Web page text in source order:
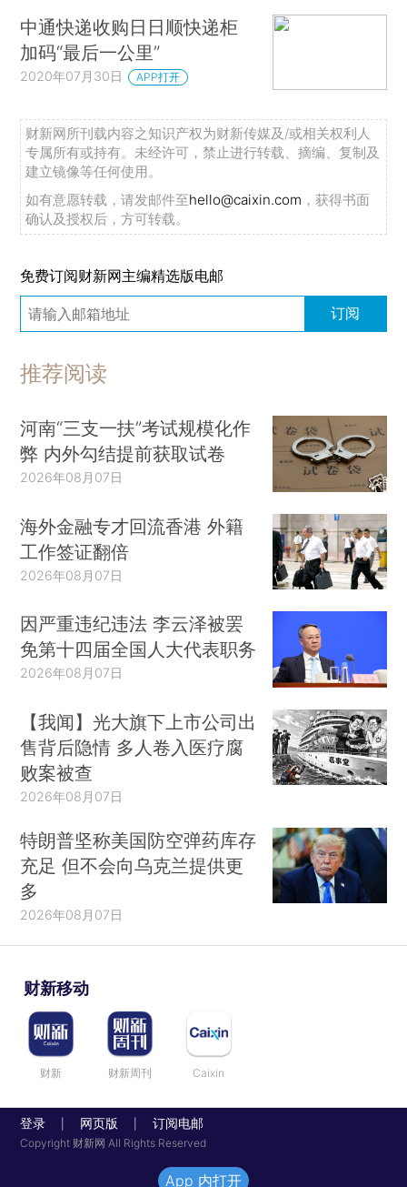
中通快递收购日日顺快递柜
加码“最后一公里”
2020年07月30日 APP打开
财新网所刊载内容之知识产权为财新传媒及/或相关权利人
专属所有或持有。未经许可，禁止进行转载、摘编、复制及
建立镜像等任何使用。
如有意愿转载，请发邮件至hello@caixin.com ，获得书面
确认及授权后，方可转载。
免费订阅财新网主编精选版电邮
订阅
推荐阅读
河南“三支一扶”考试规模化作
弊 内外勾结提前获取试卷
2026年08月07日
海外金融专才回流香港 外籍
工作签证翻倍
2026年08月07日
因严重违纪违法 李云泽被罢
免第十四届全国人大代表职务
2026年08月07日
【我闻】光大旗下上市公司出
售背后隐情 多人卷入医疗腐
败案被查
2026年08月07日
特朗普坚称美国防空弹药库存
充足 但不会向乌克兰提供更
多
2026年08月07日
财新移动
财新 财新周刊 Caixin
登录 网页版 订阅电邮
Copyright 财新网 All Rights Reserved
App 内打开